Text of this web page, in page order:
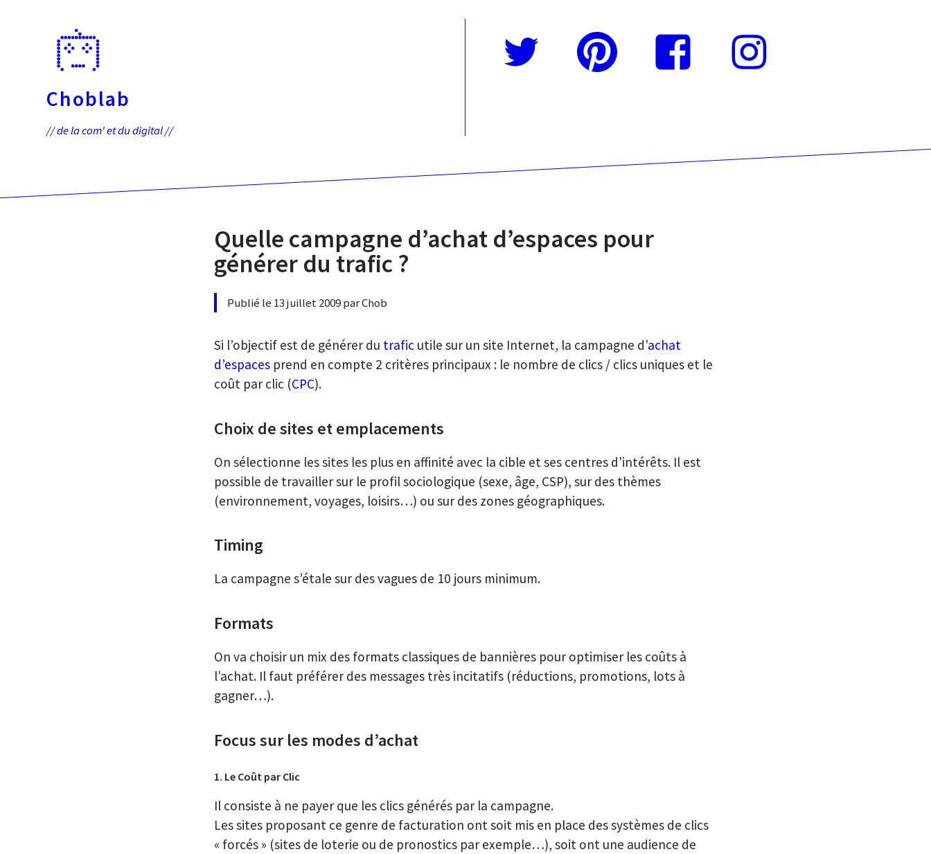
Choblab
// de la com' et du digital //
Pinterest
Quelle campagne d’achat d’espaces pour
générer du trafic ?
Publié le 13 juillet 2009 par Chob
Si l’objectif est de générer du trafic utile sur un site Internet, la campagne d’achat
d’espaces prend en compte 2 critères principaux : le nombre de clics / clics uniques et le
coût par clic (CPC).
Choix de sites et emplacements
On sélectionne les sites les plus en affinité avec la cible et ses centres d’intérêts. Il est
possible de travailler sur le profil sociologique (sexe, âge, CSP), sur des thèmes
(environnement, voyages, loisirs…) ou sur des zones géographiques.
Timing
La campagne s’étale sur des vagues de 10 jours minimum.
Formats
On va choisir un mix des formats classiques de bannières pour optimiser les coûts à
l’achat. Il faut préférer des messages très incitatifs (réductions, promotions, lots à
gagner…).
Focus sur les modes d’achat
1. Le Coût par Clic
Il consiste à ne payer que les clics générés par la campagne.
Les sites proposant ce genre de facturation ont soit mis en place des systèmes de clics
« forcés » (sites de loterie ou de pronostics par exemple…), soit ont une audience de